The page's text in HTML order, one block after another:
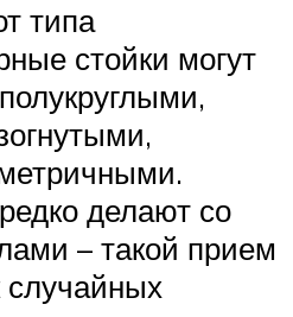
типа
стойки могут
делают со
– такой прием